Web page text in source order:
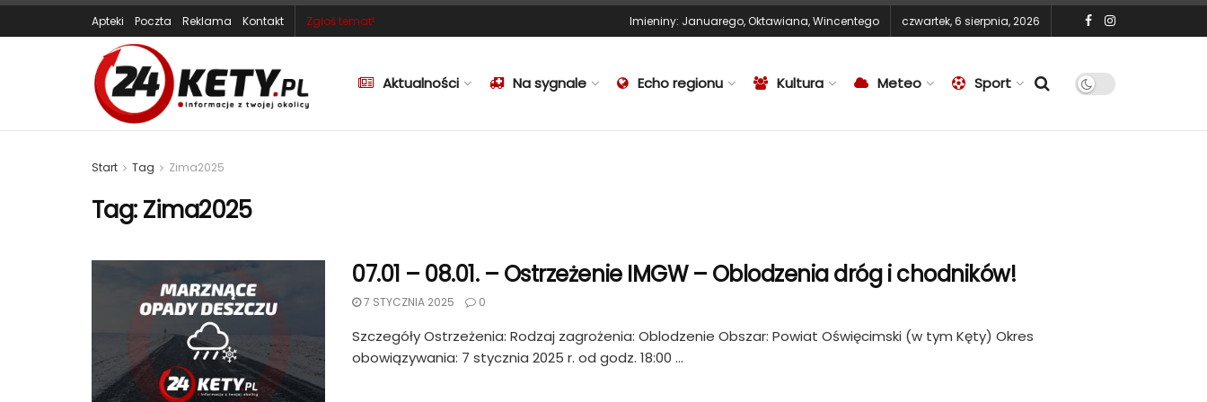
Apteki Poczta Reklama Kontakt Zgłoś temat! Imieniny: Januarego,Oktawiana,Wincentego czwartek, 6 sierpnia, 2026
Aktualności Na sygnale Echo regionu Kultura Meteo Sport
Start Tag Zima2025
Tag:Zima2025
07.01 – 08.01. – Ostrzeżenie IMGW – Oblodzenia dróg i chodników!
7 STYCZNIA 2025 0
Szczegóły Ostrzeżenia: Rodzaj zagrożenia: Oblodzenie Obszar: Powiat Oświęcimski (w tym Kęty) Okres
obowiązywania: 7 stycznia 2025 r. od godz. 18:00 ...